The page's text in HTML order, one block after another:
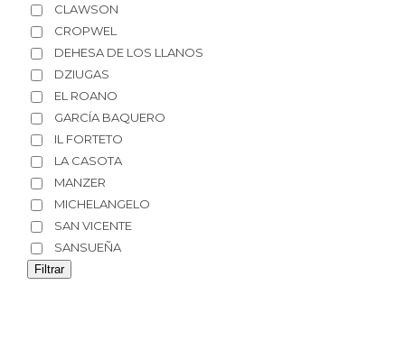
CLAWSON
CROPWEL
DEHESA DE LOS LLANOS
DZIUGAS
EL ROANO
GARCÍA BAQUERO
IL FORTETO
LA CASOTA
MANZER
MICHELANGELO
SAN VICENTE
SANSUEÑA
Filtrar